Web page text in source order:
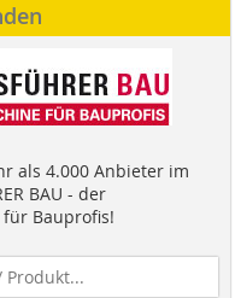
als 4.000 Anbieter im
BAU - der
Bauprofis!